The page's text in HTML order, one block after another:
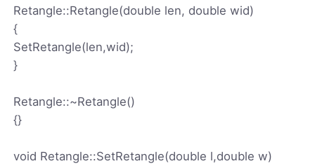
Retangle::Retangle(double len, double wid)
{
SetRetangle(len,wid);
}
Retangle::~Retangle()
{}
void Retangle::SetRetangle(double l,double w)